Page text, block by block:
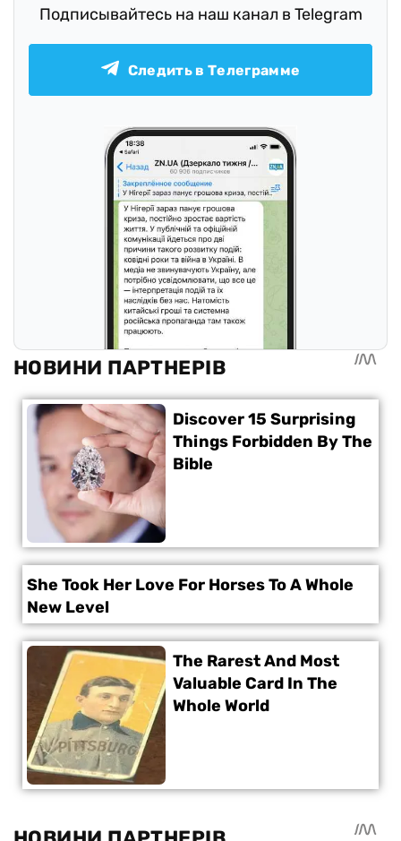
Подписывайтесь на наш канал в Telegram
Следить в Телеграмме